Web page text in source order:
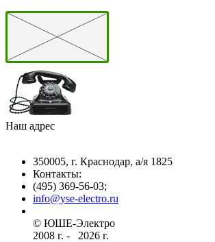
Наш адрес
350005, г. Краснодар, а/я 1825
Контакты: ­
(495) 369-56-03;
info@yse-electro.ru­
© ЮШЕ-Эл­ектро ­
2008 г­. - ­ ­­­­­
2026 г.